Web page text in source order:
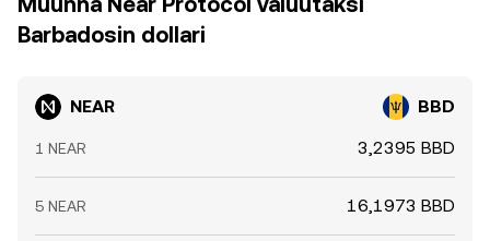
Barbadosin dollari
NEAR BBD
1 NEAR 3,2395 BBD
5 NEAR 16,1973 BBD